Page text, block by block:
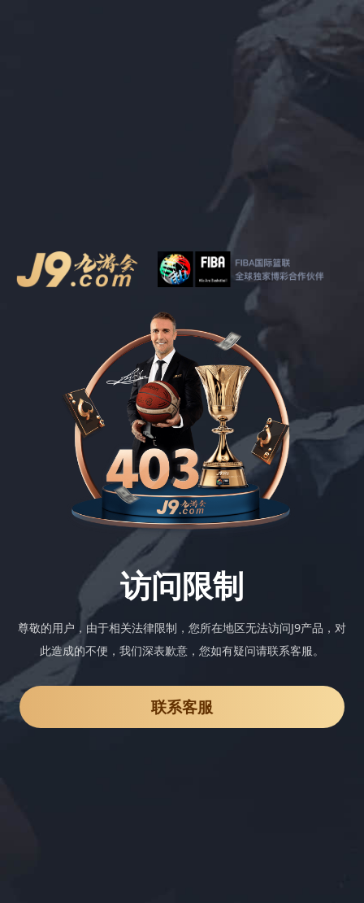
访问限制
尊敬的用户，由于相关法律限制，您所在地区无法访问J9产品，对
此造成的不便，我们深表歉意，您如有疑问请联系客服。
联系客服